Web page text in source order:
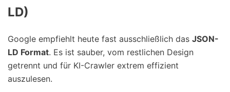
LD)
Google empfiehlt heute fast ausschließlich das JSON-
LD Format. Es ist sauber, vom restlichen Design
getrennt und für KI-Crawler extrem effizient
auszulesen.